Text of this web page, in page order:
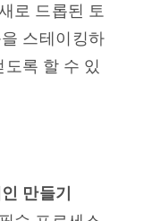
로 드롭된 토
스테이킹하
록 할 수 있
만들기